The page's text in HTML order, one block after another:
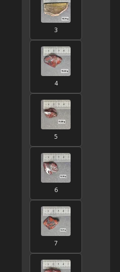
3
4
5
6
7